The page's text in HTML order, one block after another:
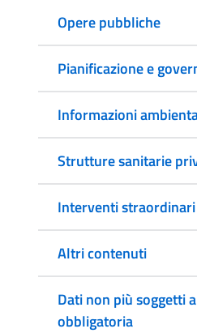
Opere pubbliche
Pianificazione e
Informazioni
Strutture sanitarie
Interventi
Altri contenuti
Dati non più soggetti
obbligatoria